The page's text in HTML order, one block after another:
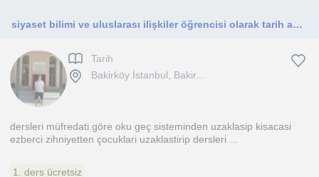
siyaset bilimi ve uluslarası ilişkiler öğrencisi olarak tarih anadallarımdan
Tarih
Bakirköy İstanbul, Bakir...
dersleri müfredati göre oku geç sisteminden uzaklasip kisacasi
ezberci zihniyetten çocuklari uzaklastirip dersleri ...
1. ders ücretsiz